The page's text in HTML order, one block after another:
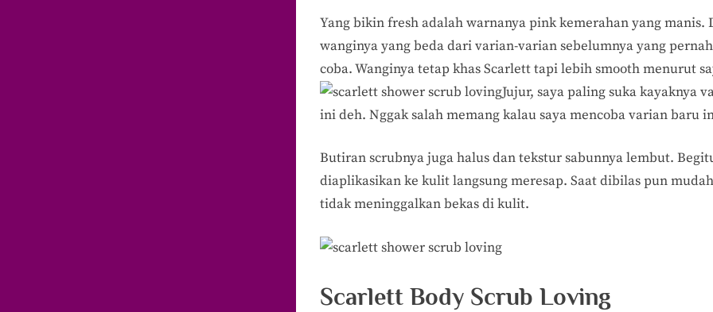
Yang bikin fresh adalah warnanya pink kemerahan yang manis.
wanginya yang beda dari varian-varian sebelumnya yang
coba. Wanginya tetap khas Scarlett tapi lebih smooth menurut
Jujur, saya paling suka kayaknya
ini deh. Nggak salah memang kalau saya mencoba varian baru
Butiran scrubnya juga halus dan tekstur sabunnya lembut.
diaplikasikan ke kulit langsung meresap. Saat dibilas pun
tidak meninggalkan bekas di kulit.
Scarlett Body Scrub Loving